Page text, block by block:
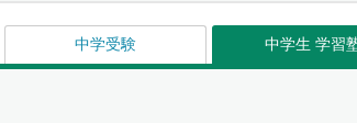
中学受験 中学生 学習